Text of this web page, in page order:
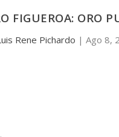
FIGUEROA: ORO
Rene Pichardo |Ago 8,